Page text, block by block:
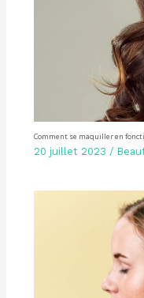
Comment se maquiller en
20 juillet 2023 /